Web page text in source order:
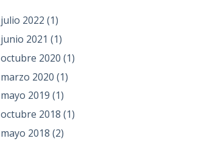
julio 2022 (1)
junio 2021 (1)
octubre 2020 (1)
marzo 2020 (1)
mayo 2019 (1)
octubre 2018 (1)
mayo 2018 (2)